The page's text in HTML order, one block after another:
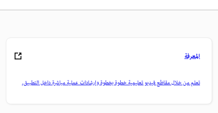
المعرفة
تعلم من خلال مقاطع فيديو تعليمية خطوة بخطوة وإرشادات عملية مباشرة داخل التطبيق.